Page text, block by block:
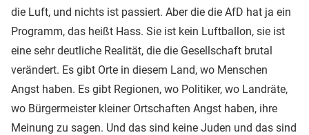
die Luft, und nichts ist passiert. Aber die die AfD hat ja ein
Programm, das heißt Hass. Sie ist kein Luftballon, sie ist
eine sehr deutliche Realität, die die Gesellschaft brutal
verändert. Es gibt Orte in diesem Land, wo Menschen
Angst haben. Es gibt Regionen, wo Politiker, wo Landräte,
wo Bürgermeister kleiner Ortschaften Angst haben, ihre
Meinung zu sagen. Und das sind keine Juden und das sind